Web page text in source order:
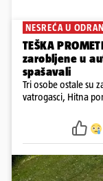
NESREĆA U
TEŠKA
zarobljene u
spašavali
Tri osobe ostale su
vatrogasci, Hitna